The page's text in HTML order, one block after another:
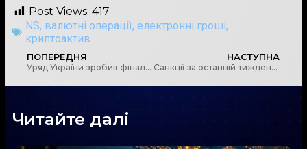
Post Views: 417
NS, валютні операції, електронні гроші,
криптоактив
ПОПЕРЕДНЯ
Уряд України зробив фінальний крок до повної прозорості ринку азартних ігор
НАСТУПНА
Санкції за останній тиждень: Огляд ключових рішень
Читайте далі